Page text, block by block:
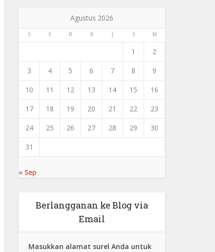
Agustus 2026
S S R K J S M
1 2
3 4 5 6 7 8 9
10 11 12 13 14 15 16
17 18 19 20 21 22 23
24 25 26 27 28 29 30
31
« Sep
Berlangganan ke Blog via
Email
Masukkan alamat surel Anda untuk